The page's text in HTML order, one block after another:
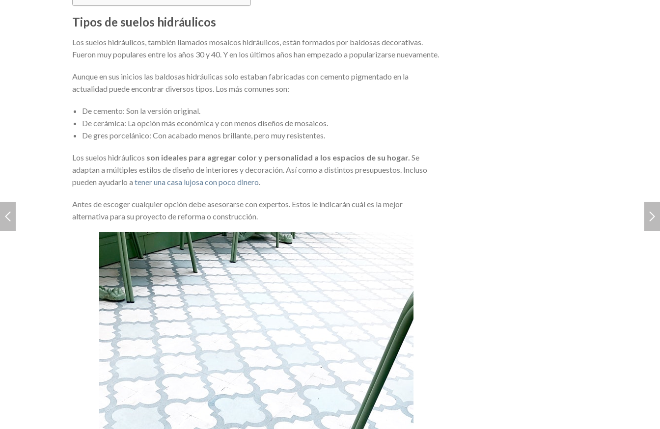
Tipos de suelos hidráulicos
Los suelos hidráulicos, también llamados mosaicos hidráulicos, están formados por baldosas decorativas.
Fueron muy populares entre los años 30 y 40. Y en los últimos años han empezado a popularizarse nuevamente.
Aunque en sus inicios las baldosas hidráulicas solo estaban fabricadas con cemento pigmentado en la
actualidad puede encontrar diversos tipos. Los más comunes son:
De cemento: Son la versión original.
De cerámica: La opción más económica y con menos diseños de mosaicos.
De gres porcelánico: Con acabado menos brillante, pero muy resistentes.
Los suelos hidráulicos son ideales para agregar color y personalidad a los espacios de su hogar. Se
adaptan a múltiples estilos de diseño de interiores y decoración. Así como a distintos presupuestos. Incluso
pueden ayudarlo a tener una casa lujosa con poco dinero
Antes de escoger cualquier opción debe asesorarse con expertos. Estos le indicarán cuál es la mejor
alternativa para su proyecto de reforma o construcción.